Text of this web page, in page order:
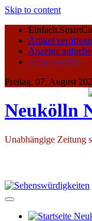
Skip to content
Artikel
Anzeige
Autor werden
Freitag, 07. August
Neukölln
Unabhängige Zeitung